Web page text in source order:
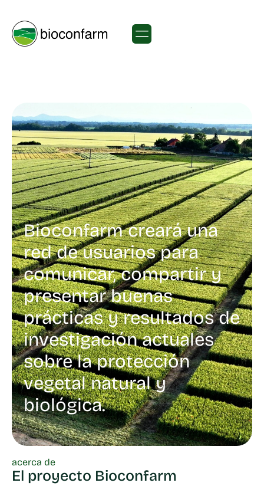
Bioconfarm creará una
red de usuarios para
comunicar, compartir y
presentar buenas
prácticas y resultados de
investigación actuales
sobre la protección
vegetal natural y
biológica.
acerca de
El proyecto Bioconfarm